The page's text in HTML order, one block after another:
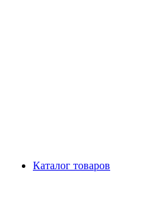
Каталог товаров